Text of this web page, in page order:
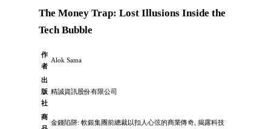
The Money Trap: Lost Illusions Inside the
Tech Bubble
作
者
Alok Sama
出
版
社
精誠資訊股份有限公司
商
金錢陷阱: 軟銀集團前總裁以扣人心弦的商業傳奇, 揭露科技